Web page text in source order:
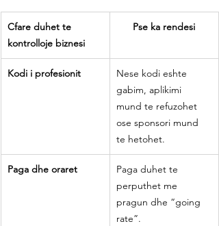
Cfare duhet te
kontrolloje biznesi
Pse ka rendesi
Kodi i profesionit
Nese kodi eshte
gabim, aplikimi
mund te refuzohet
ose sponsori mund
te hetohet.
Paga dhe oraret
Paga duhet te
perputhet me
pragun dhe “going
rate”.